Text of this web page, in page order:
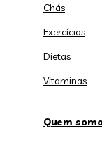
Chás
Exercícios
Dietas
Vitaminas
Quem